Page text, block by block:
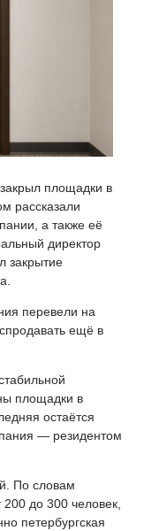
площадки в
рассказали
а также её
директор
закрытие
перевели на
ещё в
площадки в
остаётся
— резидентом
По словам
до 300 человек,
петербургская